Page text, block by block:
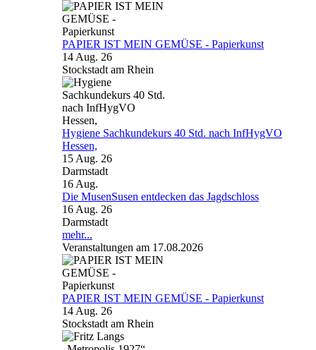
PAPIER IST MEIN GEMÜSE - Papierkunst
14 Aug. 26
Stockstadt am Rhein
Hygiene Sachkundekurs 40 Std. nach InfHygVO
Hessen,
15 Aug. 26
Darmstadt
16 Aug.
Die MusenSusen entdecken das Jagdschloss
16 Aug. 26
Darmstadt
mehr...
Veranstaltungen am 17.08.2026
PAPIER IST MEIN GEMÜSE - Papierkunst
14 Aug. 26
Stockstadt am Rhein